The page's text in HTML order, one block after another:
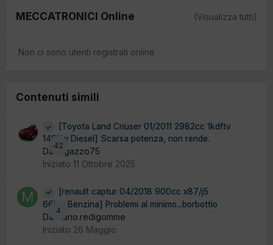
MECCATRONICI Online (Visualizza tutti)
Non ci sono utenti registrati online
Contenuti simili
42
[Toyota Land Criuser 01/2011 2982cc 1kdftv
140Kw Diesel] Scarsa potenza, non rende.
Da ragazzo75
Iniziato 11 Ottobre 2025
4
[renault captur 04/2018 900cc x87/j5
66Kw Benzina] Problemi al minimo...borbottio
Da mario.redigomme
Iniziato 26 Maggio